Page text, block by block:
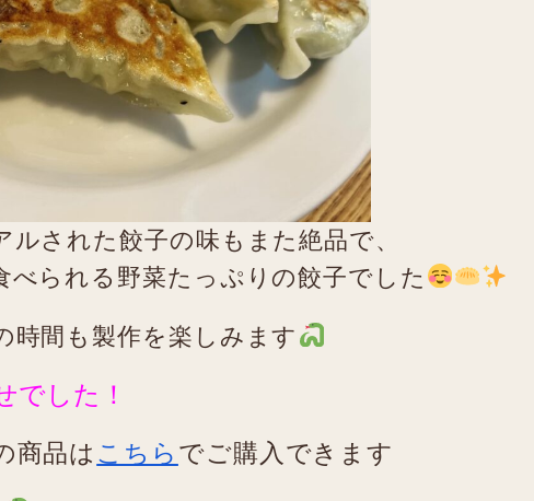
ルされた餃子の味もまた絶品で、
べられる野菜たっぷりの餃子でした
時間も製作を楽しみます
でした！
商品は こちら でご購入できます